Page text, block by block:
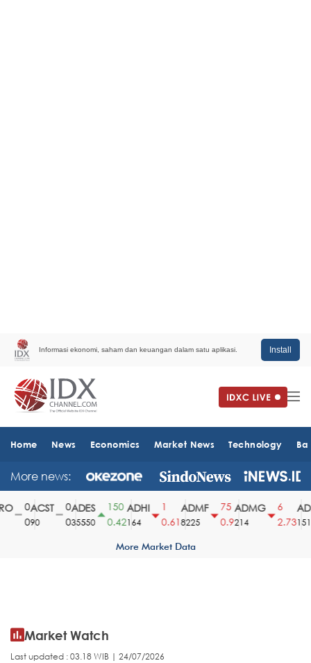
Informasi ekonomi, saham dan keuangan dalam satu aplikasi. Install
Home News Economics Market News Technology
More news:
ACST
90
ADES
35550
150
0.42
ADHI
164
0.61
ADMF
8225
75
0.9
ADMG
214
2.731510
More Market Data
Market Watch
Last updated : 03.18 WIB | 24/07/2026